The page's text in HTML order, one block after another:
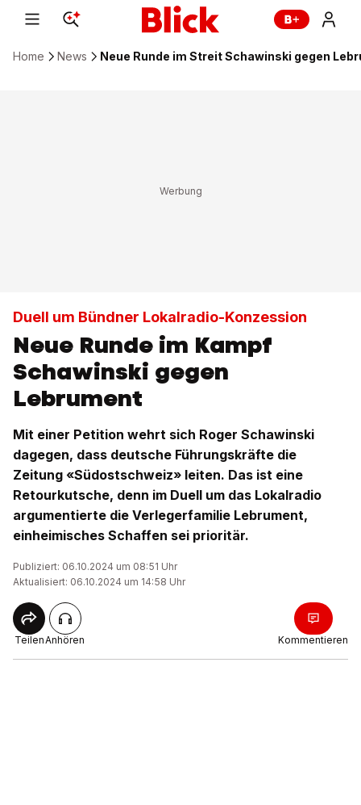
Home News Neue Runde im Streit Schawinski gegen
Duell um Bündner Lokalradio-Konzession
Neue Runde im Kampf
Schawinski gegen
Lebrument
Mit einer Petition wehrt sich Roger Schawinski
dagegen, dass deutsche Führungskräfte die
Zeitung «Südostschweiz» leiten. Das ist eine
Retourkutsche, denn im Duell um das Lokalradio
argumentierte die Verlegerfamilie Lebrument,
einheimisches Schaffen sei prioritär.
Publiziert: 06.10.2024 um 08:51 Uhr
Aktualisiert: 06.10.2024 um 14:58 Uhr
TeilenAnhören Kommentieren